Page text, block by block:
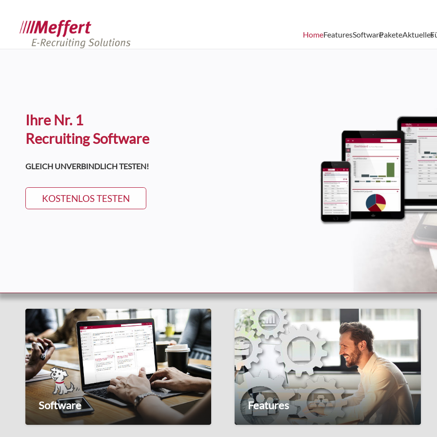
HomeFeaturesSoftwarePaketeAktuelles
Ihre Nr. 1
Recruiting Software
GLEICH UNVERBINDLICH TESTEN!
KOSTENLOS TESTEN
Software Features